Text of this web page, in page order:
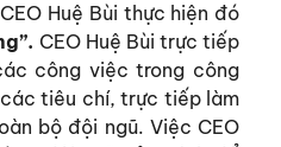
Huệ Bùi thực hiện đó
CEO Huệ Bùi trực tiếp
công việc trong công
tiêu chí, trực tiếp làm
bộ đội ngũ. Việc CEO